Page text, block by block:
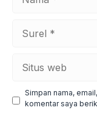
Simpan nama,
komentar saya